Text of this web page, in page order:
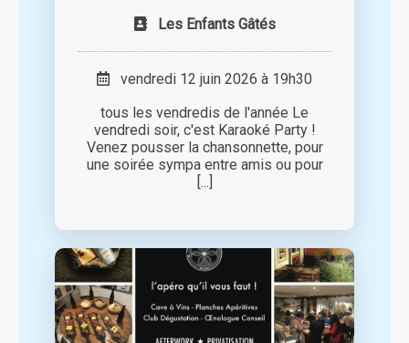
Les Enfants Gâtés
vendredi 12 juin 2026 à 19h30
tous les vendredis de l'année Le
vendredi soir, c'est Karaoké Party !
Venez pousser la chansonnette, pour
une soirée sympa entre amis ou pour
[...]